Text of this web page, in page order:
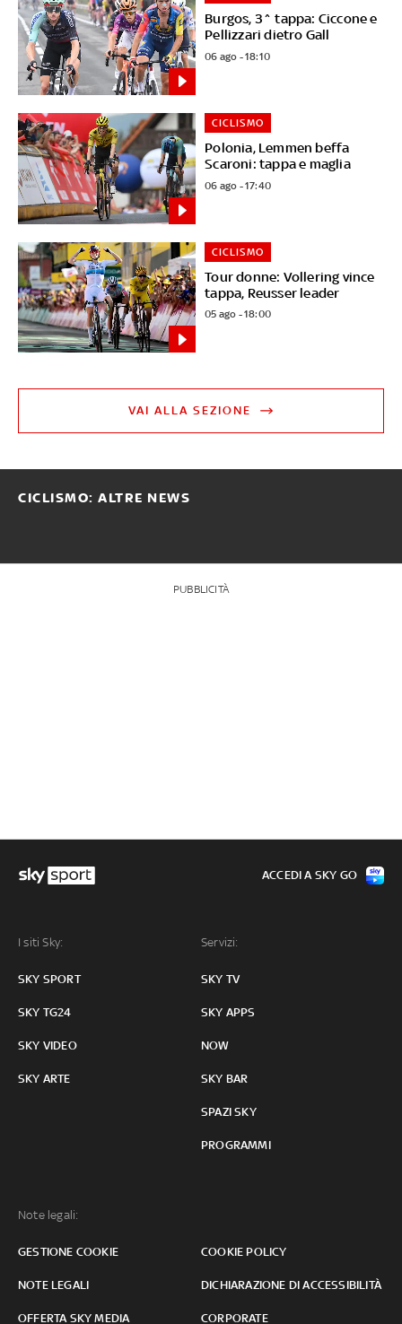
Burgos, 3^ tappa: Ciccone e
Pellizzari dietro Gall
06 ago - 18:10
Polonia, Lemmen beffa
Scaroni: tappa e maglia
CICLISMO
06 ago - 17:40
Tour donne: Vollering vince
tappa, Reusser leader
CICLISMO
05 ago - 18:00
VAI ALLA SEZIONE
CICLISMO: ALTRE NEWS
PUBBLICITÀ
I siti Sky:
SKY SPORT
SKY TG24
SKY VIDEO
SKY ARTE
Servizi:
SKY TV
SKY APPS
NOW
SKY BAR
SPAZI SKY
PROGRAMMI
Note legali:
GESTIONE COOKIE COOKIE POLICY
NOTE LEGALI DICHIARAZIONE DI ACCESSIBILITÀ
OFFERTA SKY MEDIA CORPORATE
ACCEDI A SKY GO